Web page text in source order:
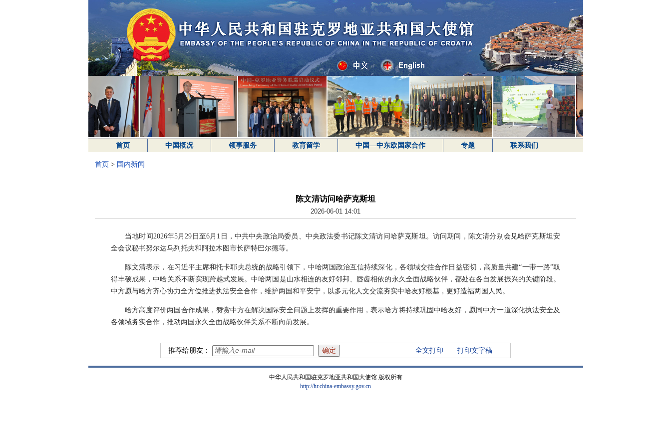
首页 中国概况 领事服务 教育留学 中国—中东欧国家合作 专题 联系我们
首页 > 国内新闻
陈文清访问哈萨克斯坦
2026-06-01 14:01
当地时间2026年5月29日至6月1日，中共中央政治局委员、中央政法委书记陈文清访问哈萨克斯坦。访问期间，陈文清分别会见哈萨克斯坦安
全会议秘书努尔达乌列托夫和阿拉木图市长萨特巴尔德等。
陈文清表示，在习近平主席和托卡耶夫总统的战略引领下，中哈两国政治互信持续深化，各领域交往合作日益密切，高质量共建“一带一路”取
得丰硕成果，中哈关系不断实现跨越式发展。中哈两国是山水相连的友好邻邦、唇齿相依的永久全面战略伙伴，都处在各自发展振兴的关键阶段。
中方愿与哈方齐心协力全方位推进执法安全合作，维护两国和平安宁，以多元化人文交流夯实中哈友好根基，更好造福两国人民。
哈方高度评价两国合作成果，赞赏中方在解决国际安全问题上发挥的重要作用，表示哈方将持续巩固中哈友好，愿同中方一道深化执法安全及
各领域务实合作，推动两国永久全面战略伙伴关系不断向前发展。
推荐给朋友： 全文打印 打印文字稿
中华人民共和国驻克罗地亚共和国大使馆 版权所有
http://hr.china-embassy.gov.cn